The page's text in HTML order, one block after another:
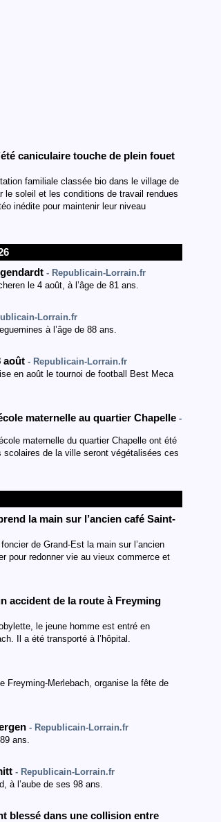
caniculaire touche de plein fouet
familiale classée bio dans le village de
soleil et les conditions de travail rendues
inédite pour maintenir leur niveau
- Republicain-Lorrain.fr
le 4 août, à l’âge de 81 ans.
Lorrain.fr
à l’âge de 88 ans.
août - Republicain-Lorrain.fr
en août le tournoi de football Best Meca
maternelle au quartier Chapelle -
maternelle du quartier Chapelle ont été
de la ville seront végétalisées ces
la main sur l’ancien café Saint-
de Grand-Est la main sur l’ancien
pour redonner vie au vieux commerce et
accident de la route à Freyming
le jeune homme est entré en
Il a été transporté à l’hôpital.
Freyming-Merlebach, organise la fête de
- Republicain-Lorrain.fr
ans.
- Republicain-Lorrain.fr
à l’aube de ses 98 ans.
blessé dans une collision entre